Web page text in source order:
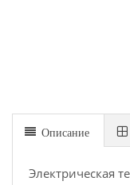
Описание
Электрическая